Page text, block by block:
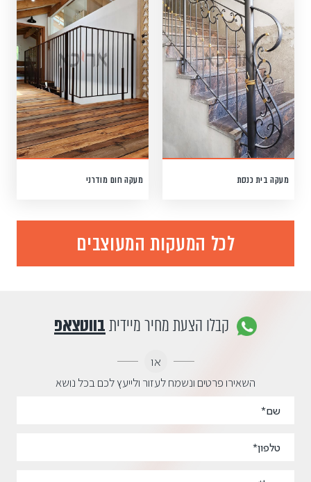
מעקה בית כנסת מעקה חום מודרני
לכל המעקות המעוצבים
קבלו הצעת מחיר מיידיתבווטצאפ
או
השאירו פרטים ונשמח לעזור ולייעץ לכם בכל נושא